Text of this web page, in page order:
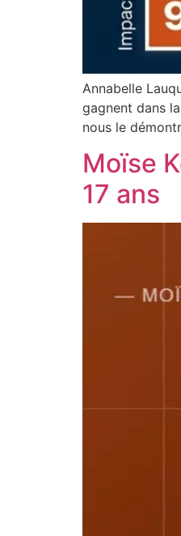
Annabelle
gagnent dans
nous le
Moïse
17 ans